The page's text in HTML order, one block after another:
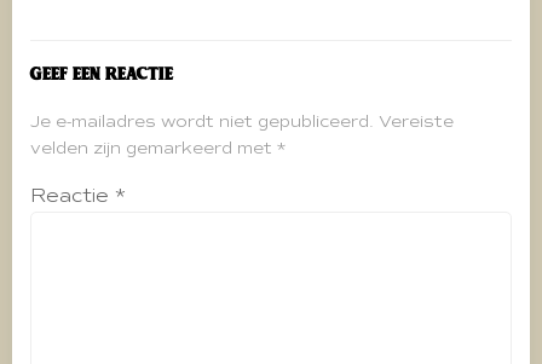
Geef een reactie
Je e-mailadres wordt niet gepubliceerd. Vereiste
velden zijn gemarkeerd met *
Reactie *